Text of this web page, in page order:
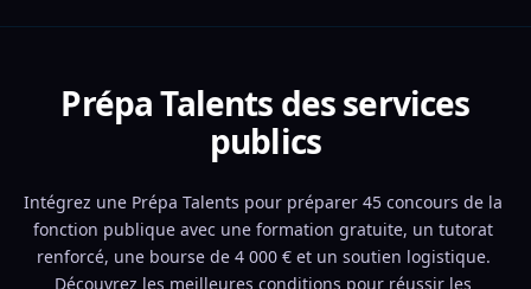
Prépa Talents des services
publics
Intégrez une Prépa Talents pour préparer 45 concours de la
fonction publique avec une formation gratuite, un tutorat
renforcé, une bourse de 4 000 € et un soutien logistique.
Découvrez les meilleures conditions pour réussir les